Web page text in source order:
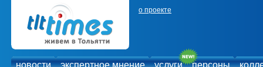
о проекте
новости экспертное мнение услуги персоны